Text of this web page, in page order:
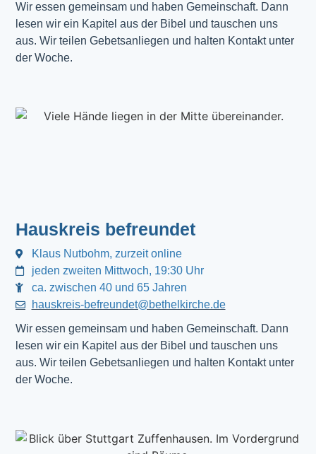
Wir essen gemeinsam und haben Gemeinschaft. Dann
lesen wir ein Kapitel aus der Bibel und tauschen uns
aus. Wir teilen Gebetsanliegen und halten Kontakt unter
der Woche.
Hauskreis befreundet
Klaus Nutbohm, zurzeit online
jeden zweiten Mittwoch, 19:30 Uhr
ca. zwischen 40 und 65 Jahren
hauskreis-befreundet@bethelkirche.de
Wir essen gemeinsam und haben Gemeinschaft. Dann
lesen wir ein Kapitel aus der Bibel und tauschen uns
aus. Wir teilen Gebetsanliegen und halten Kontakt unter
der Woche.